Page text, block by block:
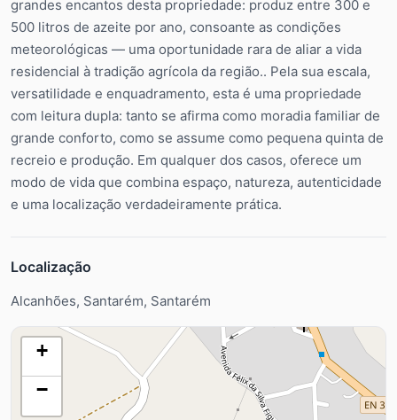
grandes encantos desta propriedade: produz entre 300 e
500 litros de azeite por ano, consoante as condições
meteorológicas — uma oportunidade rara de aliar a vida
residencial à tradição agrícola da região.. Pela sua escala,
versatilidade e enquadramento, esta é uma propriedade
com leitura dupla: tanto se afirma como moradia familiar de
grande conforto, como se assume como pequena quinta de
recreio e produção. Em qualquer dos casos, oferece um
modo de vida que combina espaço, natureza, autenticidade
e uma localização verdadeiramente prática.
Localização
Alcanhões, Santarém, Santarém
+
−